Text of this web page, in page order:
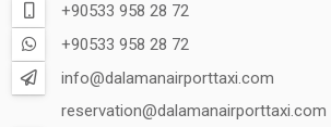
+90533 958 28 72
+90533 958 28 72
info@dalamanairporttaxi.com
reservation@dalamanairporttaxi.com